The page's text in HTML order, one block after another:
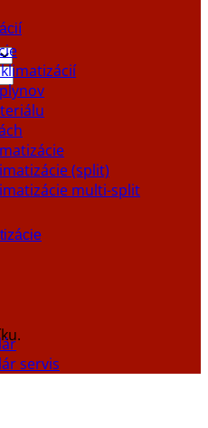
(split)
multi-split
servis